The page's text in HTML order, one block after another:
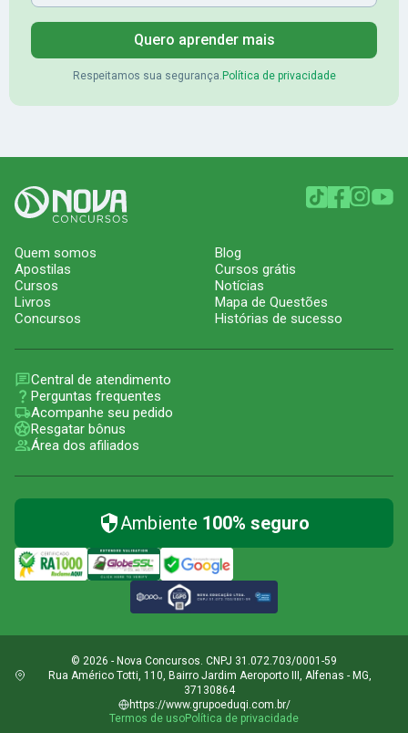
Quero aprender mais
Respeitamos sua segurança. Política de privacidade
Quem somos
Apostilas
Cursos
Livros
Concursos
Blog
Cursos grátis
Notícias
Mapa de Questões
Histórias de sucesso
Central de atendimento
Perguntas frequentes
Acompanhe seu pedido
Resgatar bônus
Área dos afiliados
Ambiente 100% seguro
© 2026 - Nova Concursos. CNPJ 31.072.703/0001-59
Rua Américo Totti, 110, Bairro Jardim Aeroporto III, Alfenas - MG,
37130864
https://www.grupoeduqi.com.br/
Termos de usoPolítica de privacidade